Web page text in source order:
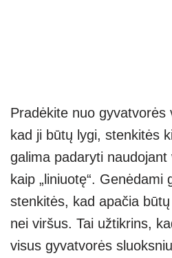
Pradėkite nuo gyvatvorės
kad ji būtų lygi, stenkitės
galima padaryti
kaip „liniuotę“. Genėdami
stenkitės, kad apačia
nei viršus. Tai užtikrins,
visus gyvatvorės